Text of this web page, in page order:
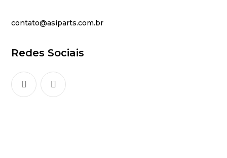
contato@asiparts.com.br
Redes Sociais